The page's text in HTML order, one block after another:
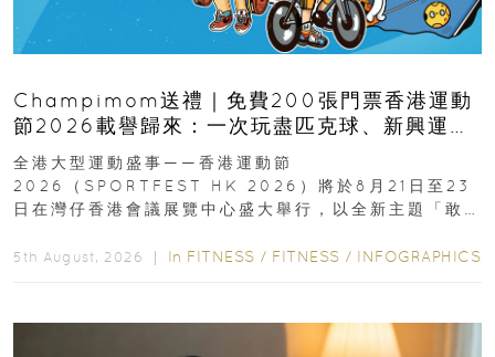
Champimom送禮｜免費200張門票香港運動
節2026載譽歸來：一次玩盡匹克球、新興運
動、街舞比賽＋逾百運動品牌展覽
全港大型運動盛事——香港運動節
2026（SPORTFEST HK 2026）將於8月21日至23
日在灣仔香港會議展覽中心盛大舉行，以全新主題「敢
5th August, 2026 ｜ In FITNESS / FITNESS / INFOGRAPHICS